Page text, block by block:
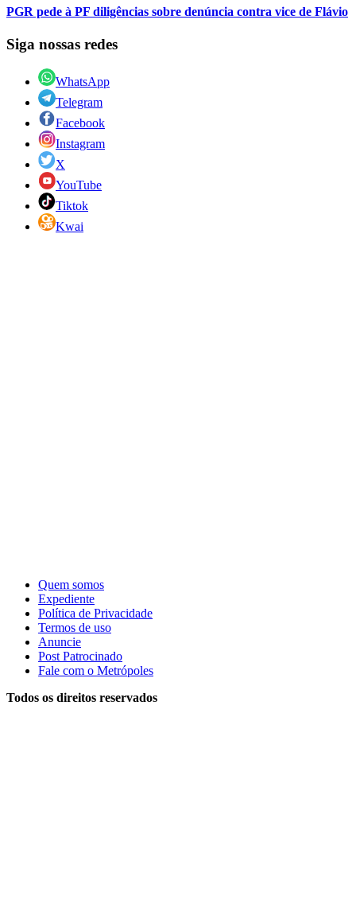
PGR pede à PF diligências sobre denúncia contra vice de Flávio
Siga nossas redes
WhatsApp
Telegram
Facebook
Instagram
X
YouTube
Tiktok
Kwai
Quem somos
Expediente
Política de Privacidade
Termos de uso
Anuncie
Post Patrocinado
Fale com o Metrópoles
Todos os direitos reservados